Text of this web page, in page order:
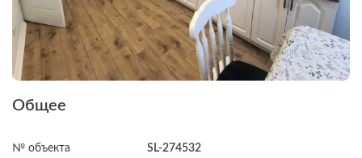
Общее
№ объекта SL-274532